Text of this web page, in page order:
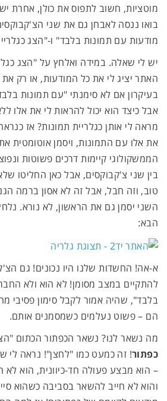
מוטציות, חשוב לתפוס את כולן, אחרת
בואו ננסה לאבחן גם את שני
מודעות עם תמונות בלבד" ו-"הצג
יש לי שאלה. במידה ואלחץ על "הצג
האתר יציג לי את כל המודעות, או רק
בעיקרון אם לא סימנתי "עם תמונות
אבל כיצד הוא יכול להראות לי את אלו
מראה לי אותן כגלריית תמונות? אז
את אלו עם התמונות, ויסמן אוטומטית
הממשקולוגי קיימות דרכים פשוטות
בין שני צ'קבוקסים, אבל כאן החליטו
טוב, וזה חבל, אבל זה לא אסון ברמה
השני יסמן גם את הראשון, לא נורא.
הבא:
א-אה! החשדות שלנו היו נכונים! גם
להתקיים במצב מסומן! לא הוא ולא
בלבד", שהיה אמור לקבל סימון פסיבי
הם – פשוט נעלמים כשמסמנים אותם.
מה נשאר לנו? נשאר הכפתור הכתום
כפתור! זה כמעט כמו "לחצן"! נראה לי
– הוא מבצע פעולה חד-כיוונית, הוא לא